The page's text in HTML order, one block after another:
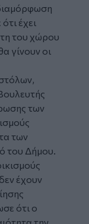
έχει
του χώρου
γίνουν οι
των
των
του Δήμου.
έχουν
ότι ο